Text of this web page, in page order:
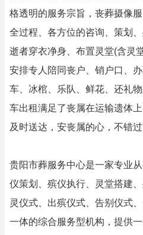
格透明的服务宗旨，丧葬摄像
全过程、各方位的咨询、策划
逝者穿衣净身、布置灵堂(含灵
安排专人陪同丧户、销户口、
车、冰棺、乐队、鲜花、还礼
车出租满足了丧属在运输遗体
及时送达，安丧属的心，不错过
贵阳市葬服务中心是一家专业
仪策划、殡仪执行、灵堂搭建
灵仪式、出殡仪式、告别仪式
一体的综合服务型机构，提供